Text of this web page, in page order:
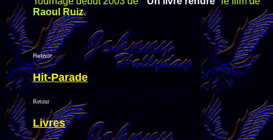
Raoul Ruiz.
Retour
Hit-Parade
Retour
Livres